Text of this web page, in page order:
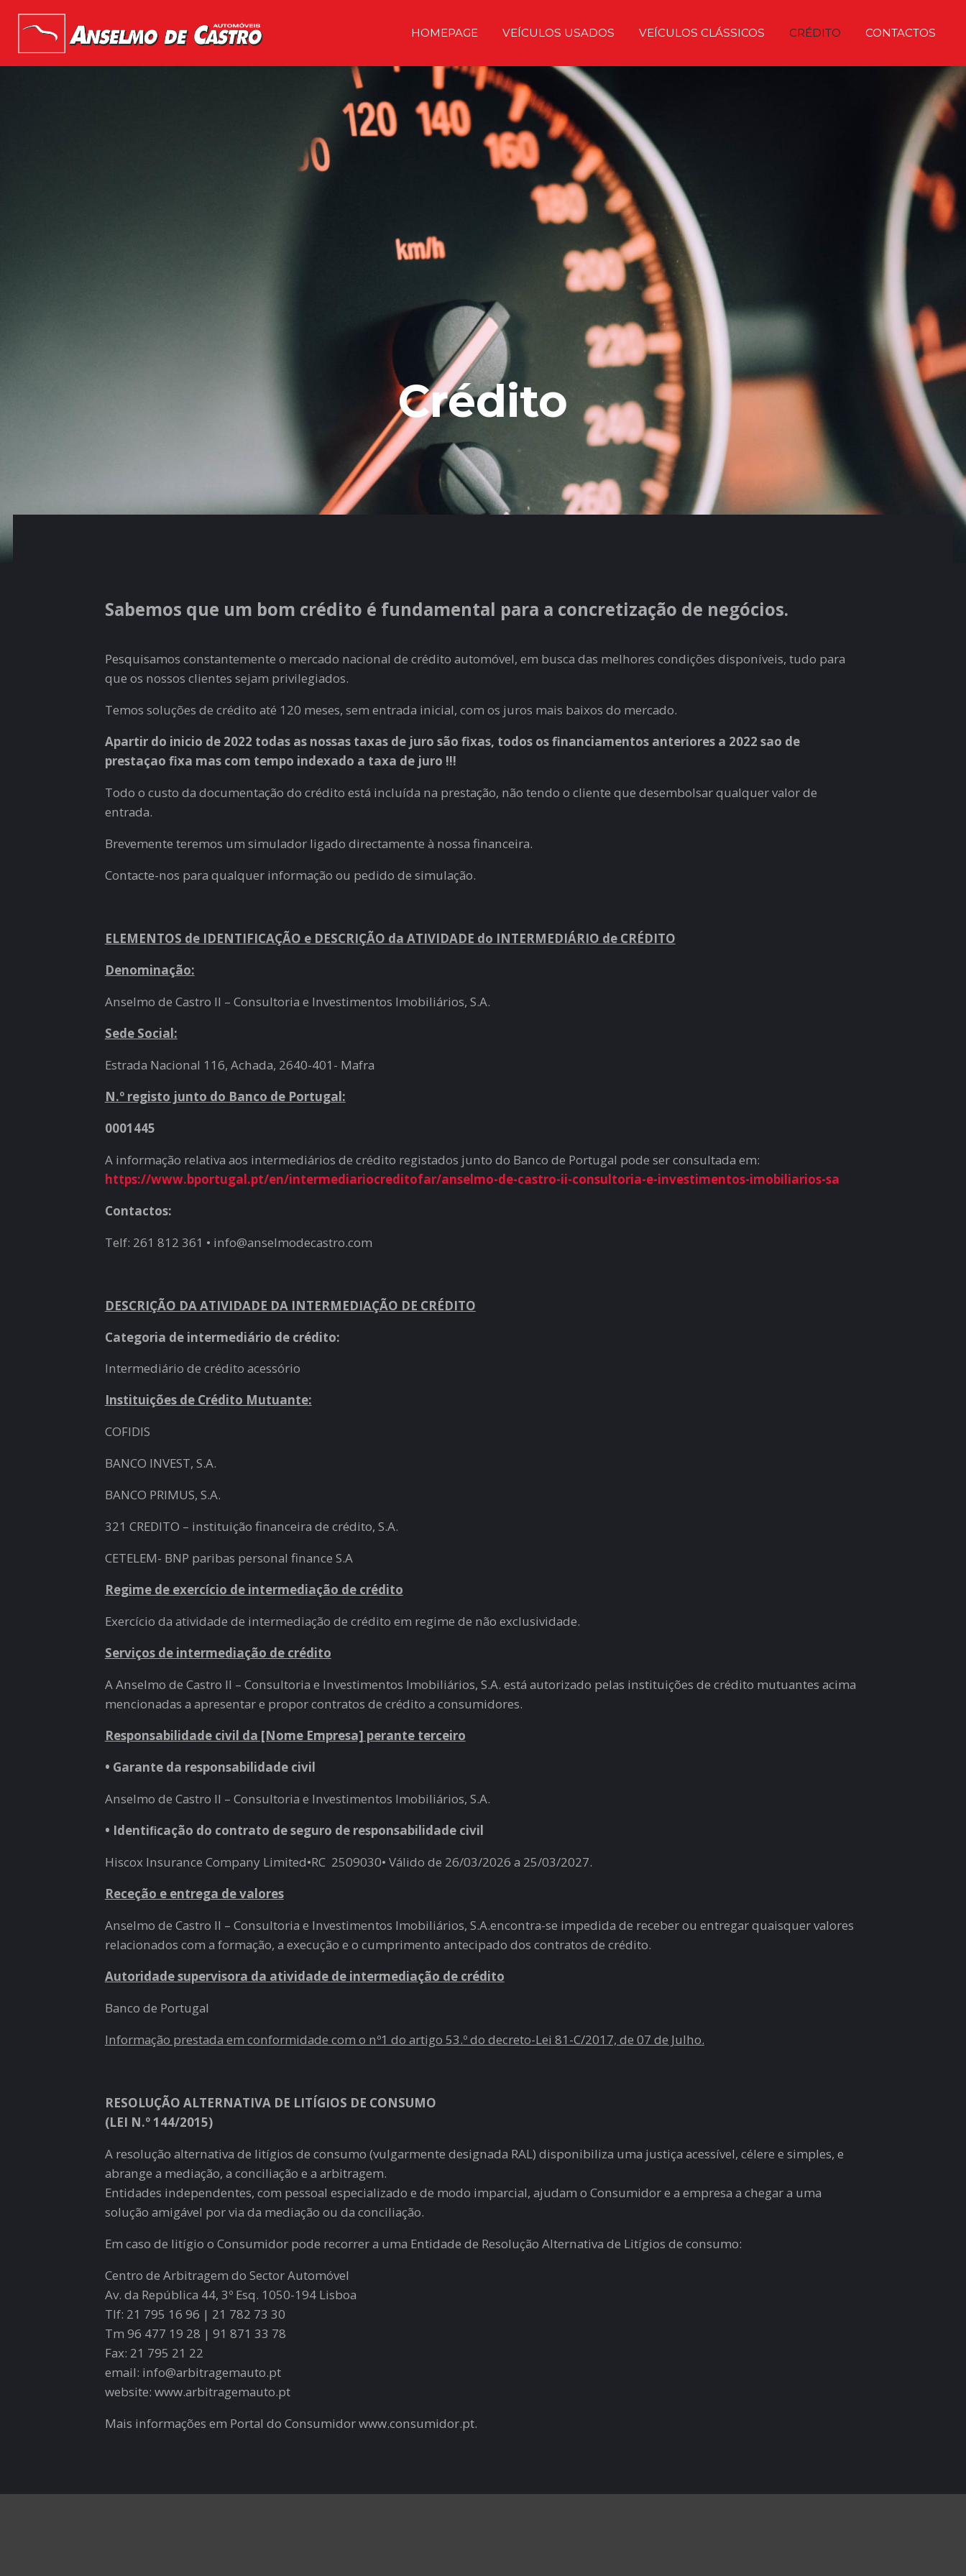
HOMEPAGE VEÍCULOS USADOS VEÍCULOS CLÁSSICOS CRÉDITO CONTACTOS
Crédito
Sabemos que um bom crédito é fundamental para a concretização de negócios.
Pesquisamos constantemente o mercado nacional de crédito automóvel, em busca das melhores condições disponíveis, tudo para
que os nossos clientes sejam privilegiados.
Temos soluções de crédito até 120 meses, sem entrada inicial, com os juros mais baixos do mercado.
Apartir do inicio de 2022 todas as nossas taxas de juro são fixas, todos os financiamentos anteriores a 2022 sao de
prestaçao fixa mas com tempo indexado a taxa de juro !!!
Todo o custo da documentação do crédito está incluída na prestação, não tendo o cliente que desembolsar qualquer valor de
entrada.
Brevemente teremos um simulador ligado directamente à nossa financeira.
Contacte-nos para qualquer informação ou pedido de simulação.
ELEMENTOS de IDENTIFICAÇÃO e DESCRIÇÃO da ATIVIDADE do INTERMEDIÁRIO de CRÉDITO
Denominação:
Anselmo de Castro II – Consultoria e Investimentos Imobiliários, S.A.
Sede Social:
Estrada Nacional 116, Achada, 2640-401- Mafra
N.º registo junto do Banco de Portugal:
0001445
A informação relativa aos intermediários de crédito registados junto do Banco de Portugal pode ser consultada em:
https://www.bportugal.pt/en/intermediariocreditofar/anselmo-de-castro-ii-consultoria-e-investimentos-imobiliarios-sa
Contactos:
Telf: 261 812 361 • info@anselmodecastro.com
DESCRIÇÃO DA ATIVIDADE DA INTERMEDIAÇÃO DE CRÉDITO
Categoria de intermediário de crédito:
Intermediário de crédito acessório
Instituições de Crédito Mutuante:
COFIDIS
BANCO INVEST, S.A.
BANCO PRIMUS, S.A.
321 CREDITO – instituição financeira de crédito, S.A.
CETELEM- BNP paribas personal finance S.A
Regime de exercício de intermediação de crédito
Exercício da atividade de intermediação de crédito em regime de não exclusividade.
Serviços de intermediação de crédito
A Anselmo de Castro II – Consultoria e Investimentos Imobiliários, S.A. está autorizado pelas instituições de crédito mutuantes acima
mencionadas a apresentar e propor contratos de crédito a consumidores.
Responsabilidade civil da [Nome Empresa] perante terceiro
• Garante da responsabilidade civil
Anselmo de Castro II – Consultoria e Investimentos Imobiliários, S.A.
• Identiﬁcação do contrato de seguro de responsabilidade civil
Hiscox Insurance Company Limited•RC 2509030• Válido de 26/03/2026 a 25/03/2027.
Receção e entrega de valores
Anselmo de Castro II – Consultoria e Investimentos Imobiliários, S.A.encontra-se impedida de receber ou entregar quaisquer valores
relacionados com a formação, a execução e o cumprimento antecipado dos contratos de crédito.
Autoridade supervisora da atividade de intermediação de crédito
Banco de Portugal
Informação prestada em conformidade com o nº1 do artigo 53.º do decreto-Lei 81-C/2017, de 07 de Julho.
RESOLUÇÃO ALTERNATIVA DE LITÍGIOS DE CONSUMO
(LEI N.º 144/2015)
A resolução alternativa de litígios de consumo (vulgarmente designada RAL) disponibiliza uma justiça acessível, célere e simples, e
abrange a mediação, a conciliação e a arbitragem.
Entidades independentes, com pessoal especializado e de modo imparcial, ajudam o Consumidor e a empresa a chegar a uma
solução amigável por via da mediação ou da conciliação.
Em caso de litígio o Consumidor pode recorrer a uma Entidade de Resolução Alternativa de Litígios de consumo:
Centro de Arbitragem do Sector Automóvel
Av. da República 44, 3º Esq. 1050-194 Lisboa
Tlf: 21 795 16 96 | 21 782 73 30
Tm 96 477 19 28 | 91 871 33 78
Fax: 21 795 21 22
email: info@arbitragemauto.pt
website: www.arbitragemauto.pt
Mais informações em Portal do Consumidor www.consumidor.pt.